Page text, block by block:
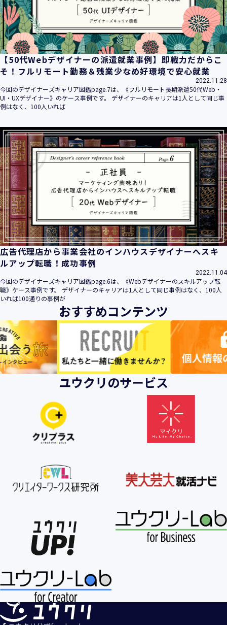
【50代Webデザイナーの派遣就業事例】即戦力だからこ
そ！フルリモート勤務＆残業少なめ好環境で安心就業
2022.11.28
今回のデザイナーズキャリア図鑑page.7は、《フルリモート長期派遣50代Web・
UI・UXデザイナー》のケース事例です。 デザイナーのキャリアは1人として同じ事
例はなく、100人いれば
広告代理店から事業会社のインハウスデザイナーへスキ
ルアップ転職！成功事例
2022.11.04
今回のデザイナーズキャリア図鑑page.6は、《Webデザイナーのスキルアップ転
職》ケース事例です。 デザイナーのキャリアは1人として同じ事例はなく、100人
いれば100通りの事例が
おすすめコンテンツ
ユウクリのサービス